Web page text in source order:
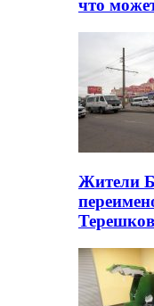
что
Жители